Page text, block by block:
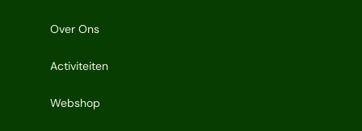
Over Ons
Activiteiten
Webshop